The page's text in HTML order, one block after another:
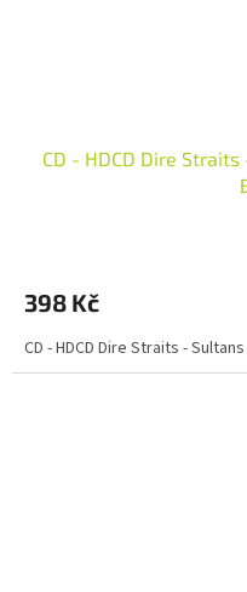
CD - HDCD Dire
398 Kč
CD - HDCD Dire Straits -